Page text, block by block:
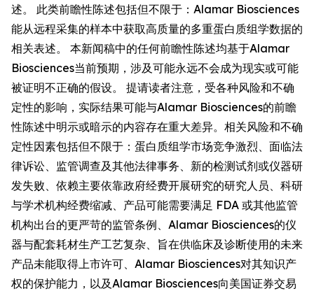
述。 此类前瞻性陈述包括但不限于：Alamar Biosciences
能从远程采集的样本中获取高质量的多重蛋白质组学数据的
相关表述。 本新闻稿中的任何前瞻性陈述均基于Alamar
Biosciences当前预期，涉及可能永远不会成为现实或可能
被证明不正确的假设。 提请读者注意，受各种风险和不确
定性的影响，实际结果可能与Alamar Biosciences的前瞻
性陈述中明示或暗示的内容存在重大差异。相关风险和不确
定性因素包括但不限于：蛋白质组学市场竞争激烈、面临法
律诉讼、监管调查及其他法律事务、新的检测试剂或仪器研
发失败、依赖主要依靠政府经费开展研究的研究人员、科研
与学术机构经费缩减、产品可能需要满足 FDA 或其他监管
机构出台的更严苛的监管条例、Alamar Biosciences的仪
器与配套耗材生产工艺复杂、旨在供临床及诊断使用的未来
产品未能取得上市许可、Alamar Biosciences对其知识产
权的保护能力，以及Alamar Biosciences向美国证券交易